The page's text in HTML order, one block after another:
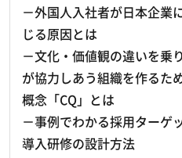
－外国人入社者が日本企業
じる原因とは
－文化・価値観の違いを乗
が協力しあう組織を作るた
概念「CQ」とは
－事例でわかる採用ターゲ
導入研修の設計方法